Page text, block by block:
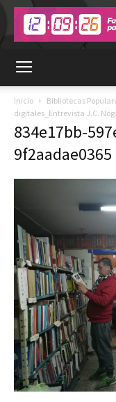
Inicio
Bibliotecas
digitales_Entrevista J.C.
834e17bb-
9f2aadae0365